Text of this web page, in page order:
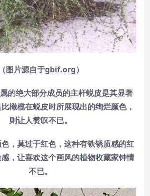
（图片源自于gbif.org）
的绝大部分成员的主杆蜕皮是其显著
橄榄在蜕皮时所展现出的绚烂颜色，
则让人赞叹不已。
，莫过于红色，这种有铁锈质感的红
，让喜欢这个画风的植物收藏家钟情
不已。